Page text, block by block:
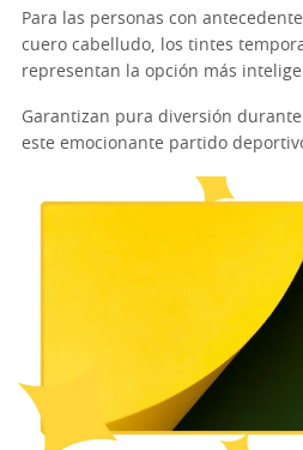
Para las personas con
cuero cabelludo, los tintes
representan la opción más
Garantizan pura diversión
este emocionante partido